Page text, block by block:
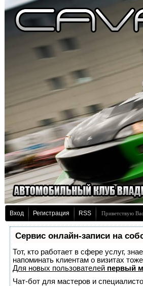
Вход Регистрация RSS Приветствую
Сервис онлайн-записи на
Тот, кто работает в сфере услуг,
напоминать клиентам о визитах
Для новых пользователей первый
Чат-бот для мастеров и